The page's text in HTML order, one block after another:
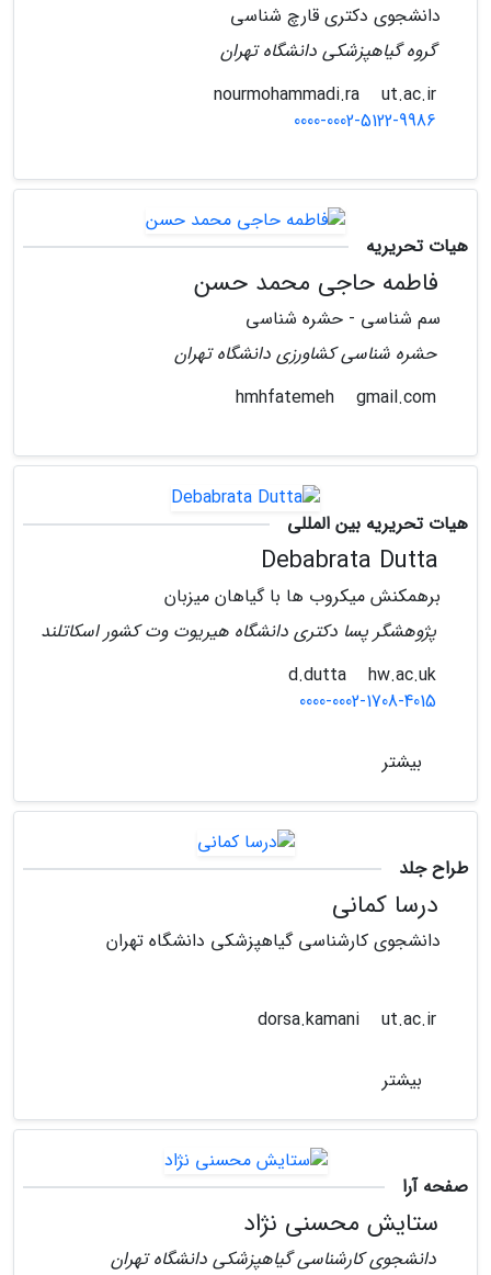
دانشجوی دکتری قارچ شناسی
گروه گیاهپزشکی دانشگاه تهران
ut.ac.ir
0000-0002-5122-9986
هیات تحریریه
فاطمه حاجی محمد حسن
سم شناسی - حشره شناسی
حشره شناسی کشاورزی دانشگاه تهران
gmail.com
هیات تحریریه بین المللی
برهمکنش میکروب ها با گیاهان میزبان
پژوهشگر پسا دکتری دانشگاه هیریوت وت کشور اسکاتلند
hw.ac.uk
0000-0002-1708-4015
بیشتر
طراح جلد
درسا کمانی
دانشجوی کارشناسی گیاهپزشکی دانشگاه تهران
ut.ac.ir
بیشتر
صفحه آرا
ستایش محسنی نژاد
دانشجوی کارشناسی گیاهپزشکی دانشگاه تهران